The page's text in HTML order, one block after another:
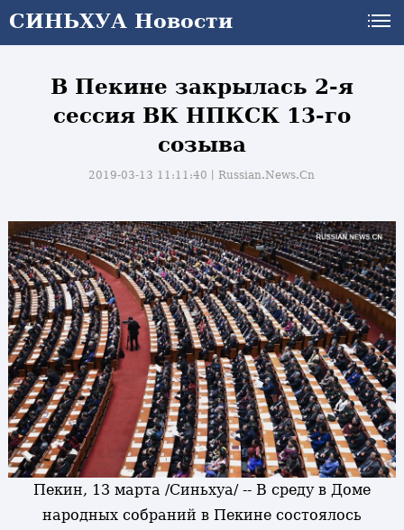
СИНЬХУА Новости
В Пекине закрылась 2-я
сессия ВК НПКСК 13-го
созыва
2019-03-13 11:11:40丨Russian.News.Cn
Пекин, 13 марта /Синьхуа/ -- В среду в Доме
народных собраний в Пекине состоялось